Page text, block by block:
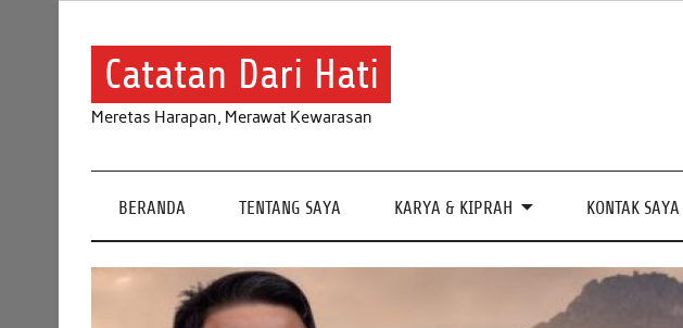
Catatan Dari Hati
Meretas Harapan, Merawat Kewarasan
BERANDA TENTANG SAYA KARYA & KIPRAH KONTAK SAYA